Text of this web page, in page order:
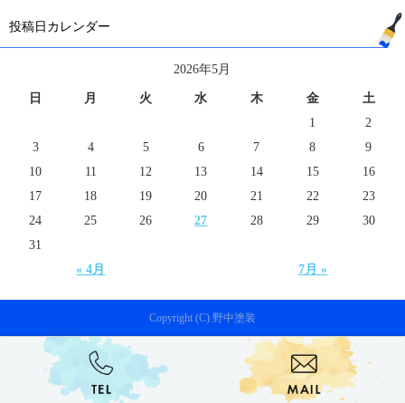
投稿日カレンダー
2026年5月
日 月 火 水 木 金 土
« 4月 7月 »
1
2
3
4 5 6 7 8
9
10
11 12 13 14 15
16
17
18 19 20 21 22
23
24
25 26 27 28 29
30
31
Copyright (C) 野中塗装